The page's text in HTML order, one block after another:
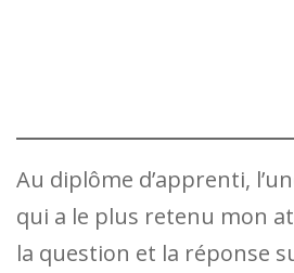
Au diplôme d’apprenti,
qui a le plus retenu mon
la question et la réponse